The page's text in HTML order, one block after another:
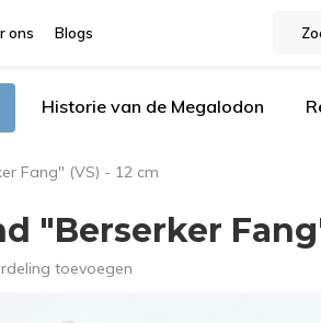
ons Blogs
Historie van de Megalodon
Fang" (VS) - 12 cm
"Berserker
toevoegen